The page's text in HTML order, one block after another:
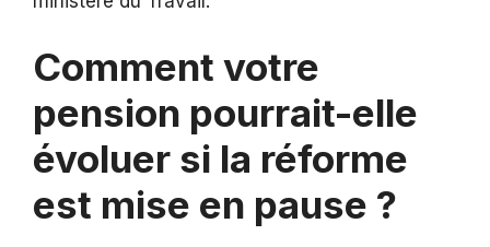
Comment votre
pension pourrait-elle
évoluer si la réforme
est mise en pause ?